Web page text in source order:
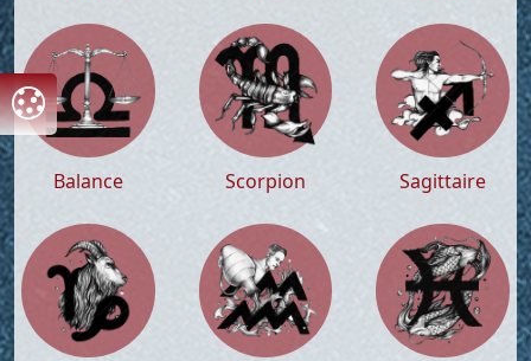
Balance Scorpion Sagittaire